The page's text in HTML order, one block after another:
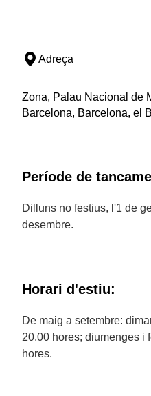
Adreça
Zona, Palau Nacional de
Barcelona, Barcelona, el
Període de
Dilluns no festius, l'1 de
desembre.
Horari d'estiu:
De maig a setembre:
20.00 hores; diumenges i
hores.